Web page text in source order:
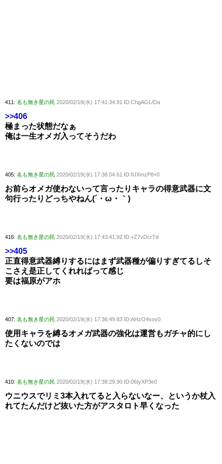
411: 名も無き星の民 2020/02/19(水) 17:41:34.91 ID:ChgAGL/Da
>>406
極まった状態だなぁ
俺は一生オメガ入ってそうだわ
405: 名も無き星の民 2020/02/19(水) 17:36:04.61 ID:IUXmzP8+0
お前らオメガ使わないって言ったりキャラの得意武器に文
句行ったりどっちやねん(´・ω・｀)
416: 名も無き星の民 2020/02/19(水) 17:43:41.92 ID:+Z7vDcrTd
>>405
正直得意武器縛りするにはまず武器種が偏りすぎてるしそ
こさえ是正してくれればって感じ
要は福原がアホ
407: 名も無き星の民 2020/02/19(水) 17:36:49.83 ID:AHzO4sov0
使用キャラを縛るオメガ武器の強化は運営もガチャ的にし
たくないのでは
410: 名も無き星の民 2020/02/19(水) 17:38:29.90 ID:06IyXP3e0
ウニウスでリミ3本入れてると入らないなー、というか杖入
れてたんだけど抜いた方がアスタロト早くなった